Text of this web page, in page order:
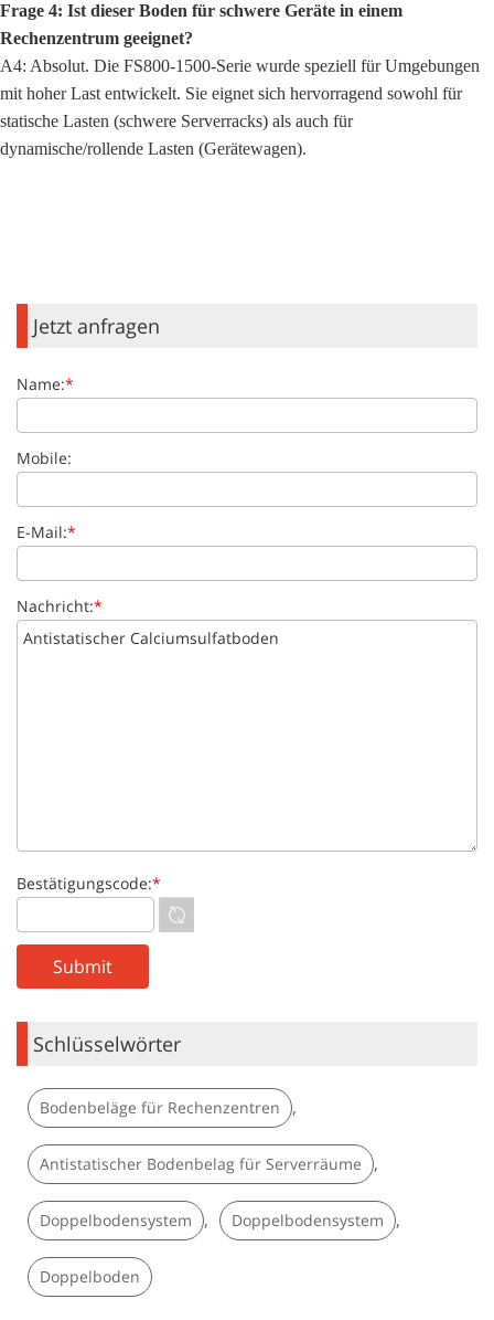
Frage 4: Ist dieser Boden für schwere Geräte in einem
Rechenzentrum geeignet?
A4: Absolut. Die FS800-1500-Serie wurde speziell für Umgebungen
mit hoher Last entwickelt. Sie eignet sich hervorragend sowohl für
statische Lasten (schwere Serverracks) als auch für
dynamische/rollende Lasten (Gerätewagen).
Jetzt anfragen
Name:*
Mobile:
E-Mail:*
Nachricht:*
Bestätigungscode:*
Schlüsselwörter
Bodenbeläge für Rechenzentren ,
Antistatischer Bodenbelag für Serverräume ,
Doppelbodensystem , Doppelbodensystem ,
Doppelboden